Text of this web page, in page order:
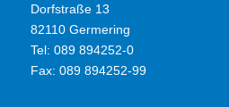
Dorfstraße 13
82110 Germering
Tel: 089 894252-0
Fax: 089 894252-99